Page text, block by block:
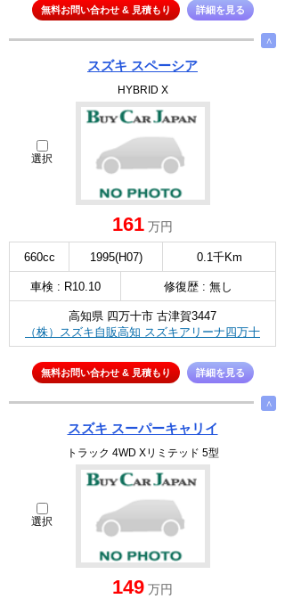
無料お問い合わせ & 見積もり 詳細を見る
∧
スズキ スペーシア
HYBRID X
選択
161 万円
660cc 1995(H07) 0.1千Km
車検 : R10.10 修復歴 : 無し
高知県 四万十市 古津賀3447
（株）スズキ自販高知 スズキアリーナ四万十
無料お問い合わせ & 見積もり 詳細を見る
∧
スズキ スーパーキャリイ
トラック 4WD Xリミテッド 5型
選択
149 万円